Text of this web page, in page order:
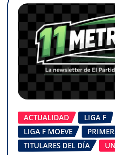
ACTUALIDAD LIGA F
LIGA F MOEVE
TITULARES DEL DÍA